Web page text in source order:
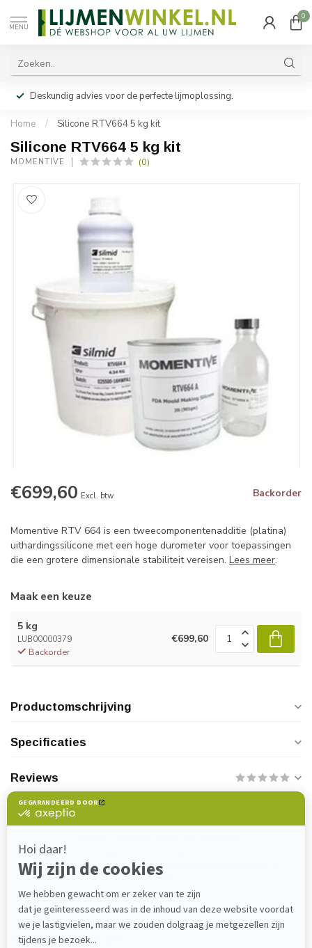
MENU
0
Deskundig advies voor de perfecte lijmoplossing.
Home / Silicone RTV664 5 kg kit
Silicone RTV664 5 kg kit
MOMENTIVE (0)
€699,60 Excl. btw Backorder
Momentive RTV 664 is een tweecomponentenadditie (platina)
uithardingssilicone met een hoge durometer voor toepassingen
die een grotere dimensionale stabiliteit vereisen. Lees meer.
Maak een keuze
5 kg
LUB00000379
Backorder
€699,60
Productomschrijving
Specificaties
Reviews
klantenservice viaverkoop@lijmenwinkel.nl
of+31 (0)85 4011571
Recent bekeken